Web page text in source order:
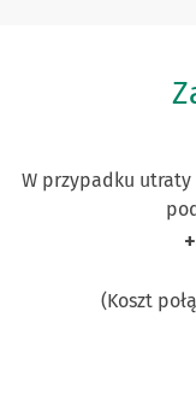
W przypadku utraty
(Koszt